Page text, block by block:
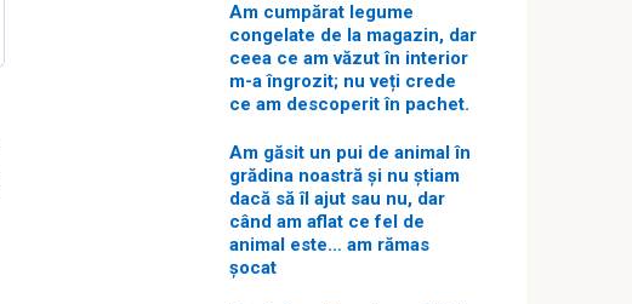
Am cumpărat legume
congelate de la magazin, dar
ceea ce am văzut în interior
m-a îngrozit; nu veți crede
ce am descoperit în pachet.
Am găsit un pui de animal în
grădina noastră și nu știam
dacă să îl ajut sau nu, dar
când am aflat ce fel de
animal este… am rămas
șocat